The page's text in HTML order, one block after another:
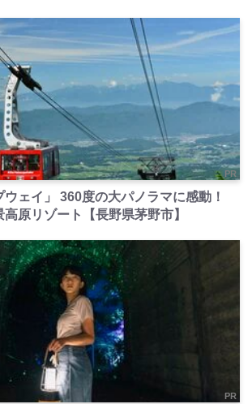
PR
ウェイ」 360度の大パノラマに感動！
原リゾート【長野県茅野市】
PR